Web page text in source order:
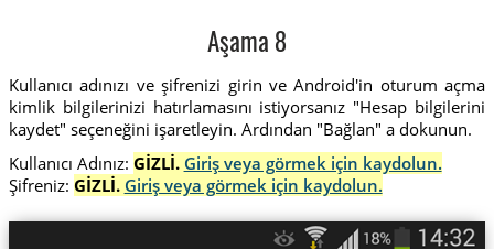
Aşama 8
Kullanıcı adınızı ve şifrenizi girin ve Android'in oturum açma
kimlik bilgilerinizi hatırlamasını istiyorsanız "Hesap bilgilerini
kaydet" seçeneğini işaretleyin. Ardından "Bağlan" a dokunun.
Kullanıcı Adınız: GİZLİ. Giriş veya görmek için kaydolun.
Şifreniz: GİZLİ. Giriş veya görmek için kaydolun.